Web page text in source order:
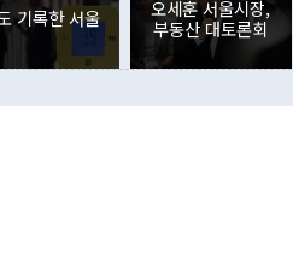
건 아니다"라고 재차 확인했다. 정
대부분 국가안전보장회의(NSC)
개인적 생각에 가깝다"며 "안보 관
사안을 추진하겠다고 업무보고를
나서야 한다'고 주장한 것은 심각
심으로 35억6000만달러 증가했
기록한 서울
오세훈 서울시장,
부동산 대토론회